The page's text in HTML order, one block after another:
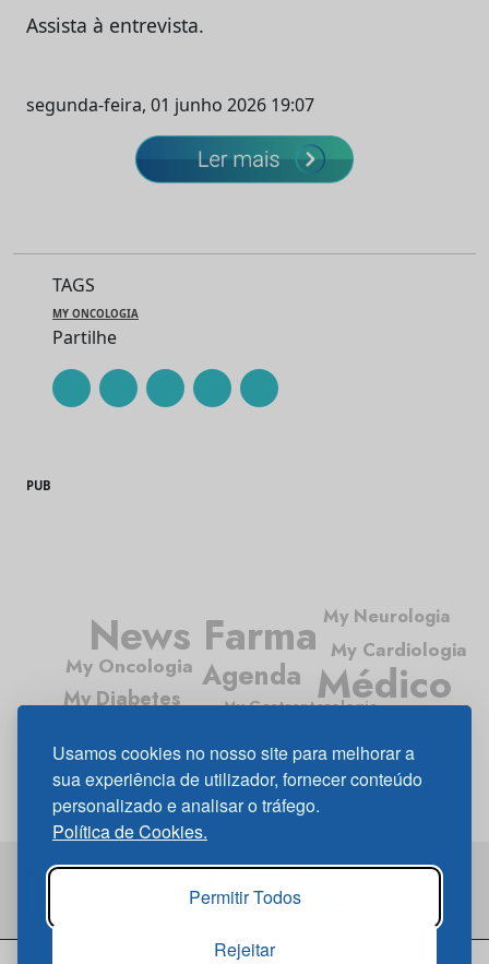
Usamos cookies no nosso site para melhorar a
sua experiência de utilizador, fornecer conteúdo
personalizado e analisar o tráfego.
Política de Cookies.
Permitir Todos
Rejeitar
Assista à entrevista.
segunda-feira, 01 junho 2026 19:07
TAGS
MY ONCOLOGIA
Partilhe
PUB
Agenda
News Farma
Médico
My Oncologia
My Diabetes
My Cardiologia
My Gastrenterologia
My Neurologia